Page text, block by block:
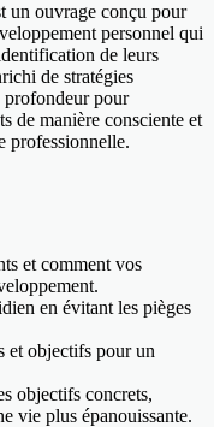
un ouvrage conçu pour
personnel qui
de leurs
de stratégies
profondeur pour
de manière consciente et
professionnelle.
et comment vos
en évitant les pièges
et objectifs pour un
objectifs concrets,
vie plus épanouissante.